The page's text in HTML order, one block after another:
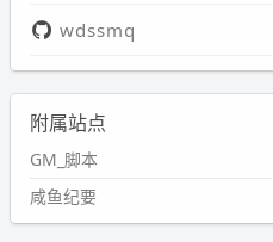
wdssmq
附属站点
GM_脚本
咸鱼纪要